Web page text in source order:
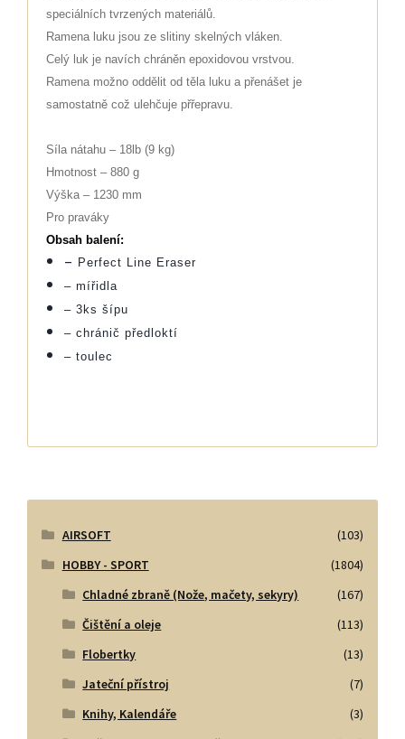
speciálních tvrzených materiálů.
Ramena luku jsou ze slitiny skelných vláken.
Celý luk je navích chráněn epoxidovou vrstvou.
Ramena možno oddělit od těla luku a přenášet je
samostatně což ulehčuje přřepravu.
Síla nátahu – 18lb (9 kg)
Hmotnost – 880 g
Výška – 1230 mm
Pro praváky
Obsah balení:
– Perfect Line Eraser
– mířidla
– 3ks šípu
– chránič předloktí
– toulec
AIRSOFT
(103)
HOBBY - SPORT
(1804)
Chladné zbraně (Nože, mačety, sekyry)
(167)
Čištění a oleje
(113)
Flobertky
(13)
Jateční přístroj
(7)
Knihy, Kalendáře
(3)